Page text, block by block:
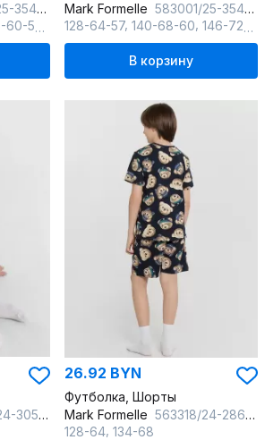
60-54 122-60-54
Mark Formelle 583001/25-35418ПП-0 клетка_полуночно_синяя
128-64-57, 140-68-60 146-72-63
В корзину
26.92 BYN
Футболка, Шорты
Mark Formelle 563318/24-28603ПП-0 мишки_на_неви_1_сл_на_пол_ДК
128-64 134-68